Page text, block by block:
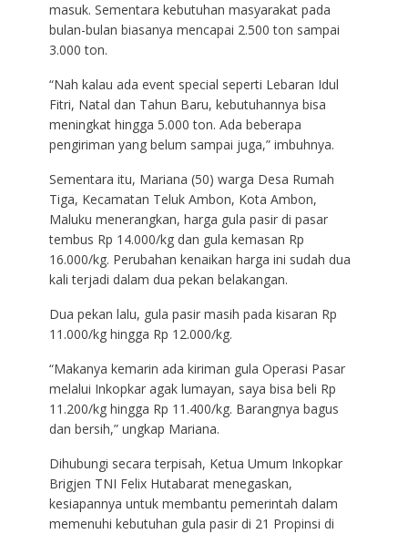
masuk. Sementara kebutuhan masyarakat pada
bulan-bulan biasanya mencapai 2.500 ton sampai
3.000 ton.
“Nah kalau ada event special seperti Lebaran Idul
Fitri, Natal dan Tahun Baru, kebutuhannya bisa
meningkat hingga 5.000 ton. Ada beberapa
pengiriman yang belum sampai juga,” imbuhnya.
Sementara itu, Mariana (50) warga Desa Rumah
Tiga, Kecamatan Teluk Ambon, Kota Ambon,
Maluku menerangkan, harga gula pasir di pasar
tembus Rp 14.000/kg dan gula kemasan Rp
16.000/kg. Perubahan kenaikan harga ini sudah dua
kali terjadi dalam dua pekan belakangan.
Dua pekan lalu, gula pasir masih pada kisaran Rp
11.000/kg hingga Rp 12.000/kg.
“Makanya kemarin ada kiriman gula Operasi Pasar
melalui Inkopkar agak lumayan, saya bisa beli Rp
11.200/kg hingga Rp 11.400/kg. Barangnya bagus
dan bersih,” ungkap Mariana.
Dihubungi secara terpisah, Ketua Umum Inkopkar
Brigjen TNI Felix Hutabarat menegaskan,
kesiapannya untuk membantu pemerintah dalam
memenuhi kebutuhan gula pasir di 21 Propinsi di